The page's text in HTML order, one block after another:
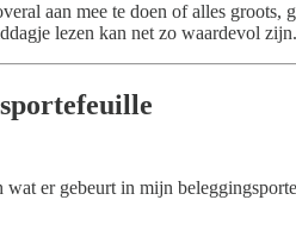
aan mee te doen of alles
lezen kan net zo waardevol zijn.
er gebeurt in mijn